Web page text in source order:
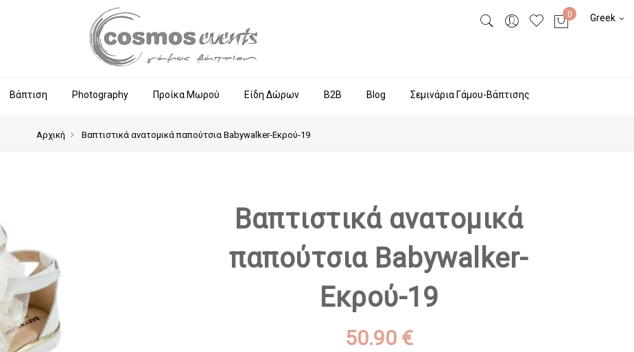
Greek
Βάπτιση Photography Προίκα Μωρού Είδη Δώρων Β2Β Blog Σεμινάρια Γάμου-Βάπτισης
Αρχική Βαπτιστικά ανατομικά παπούτσια Babywalker-Εκρού-19
Βαπτιστικά ανατομικά
παπούτσια Babywalker-
Εκρού-19
50.90 €